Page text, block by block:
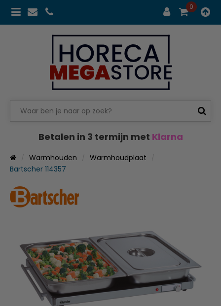
0
Betalen in 3 termijn met Klarna
Warmhouden
Warmhoudplaat
Bartscher 114357